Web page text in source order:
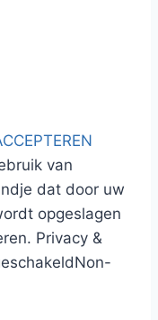
van
dat door uw
opgeslagen
Privacy &
Non-